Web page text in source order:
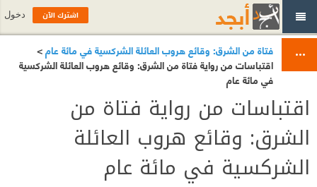
فتاة من الشرق: وقائع هروب العائلة الشركسية في مائة عام>
اقتباسات من رواية فتاة من الشرق: وقائع هروب العائلة الشركسية
في مائة عام
اقتباسات من رواية فتاة من
الشرق: وقائع هروب العائلة
الشركسية في مائة عام
اشترك الآن دخول